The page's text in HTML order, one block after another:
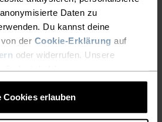
Daten zu
Du kannst deine
der Cookie-Erklärung auf
oder widerrufen. Unsere
Cookies erlauben
SCHNEE HA
DER FA
MERINO
wie eine zweite Haut an - dehnbar,
exzellenter
trocknet schnelle und